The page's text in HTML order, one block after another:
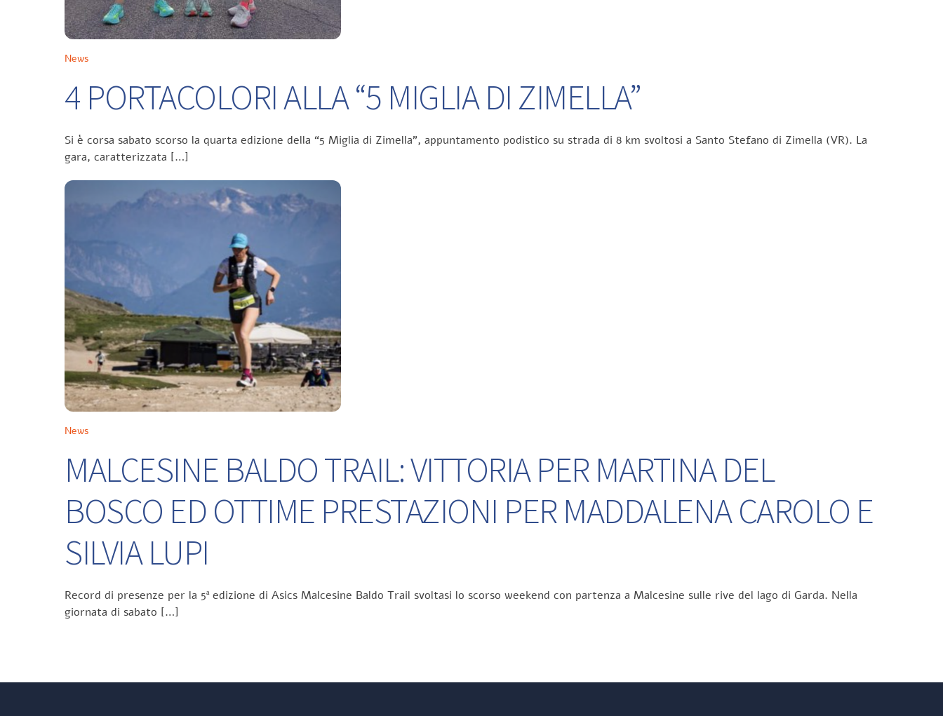
News
4 PORTACOLORI ALLA “5 MIGLIA DI ZIMELLA”
Si è corsa sabato scorso la quarta edizione della “5 Miglia di Zimella”, appuntamento podistico su strada di 8 km svoltosi a Santo Stefano di Zimella (VR). La
gara, caratterizzata […]
News
MALCESINE BALDO TRAIL: VITTORIA PER MARTINA DEL
BOSCO ED OTTIME PRESTAZIONI PER MADDALENA CAROLO E
SILVIA LUPI
Record di presenze per la 5ª edizione di Asics Malcesine Baldo Trail svoltasi lo scorso weekend con partenza a Malcesine sulle rive del lago di Garda. Nella
giornata di sabato […]